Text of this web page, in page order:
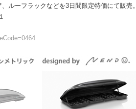
ルーフラックなどを3日間限定特価にて販売。